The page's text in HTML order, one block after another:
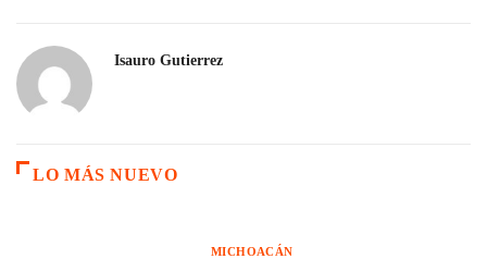
Isauro Gutierrez
LO MÁS NUEVO
MICHOACÁN